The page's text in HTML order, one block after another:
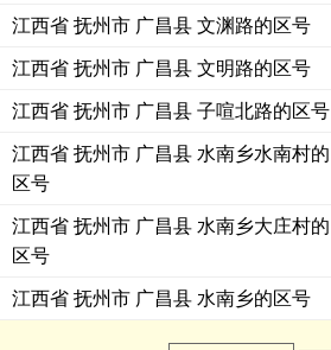
江西省 抚州市 广昌县 文渊路的区号
江西省 抚州市 广昌县 文明路的区号
江西省 抚州市 广昌县 子喧北路的区号
江西省 抚州市 广昌县 水南乡水南村的
区号
江西省 抚州市 广昌县 水南乡大庄村的
区号
江西省 抚州市 广昌县 水南乡的区号